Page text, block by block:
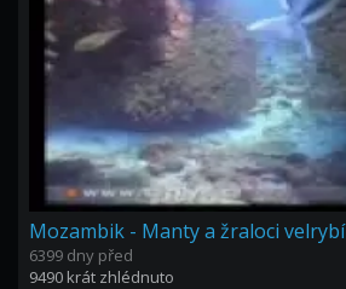
Mozambik - Manty a žraloci velrybí
6399 dny před
9490 krát zhlédnuto